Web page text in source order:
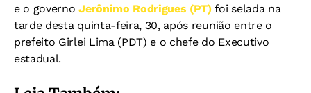
e o governoJerônimo Rodrigues (PT)foi selada na
tarde desta quinta-feira, 30, após reunião entre o
prefeito Girlei Lima (PDT) e o chefe do Executivo
estadual.